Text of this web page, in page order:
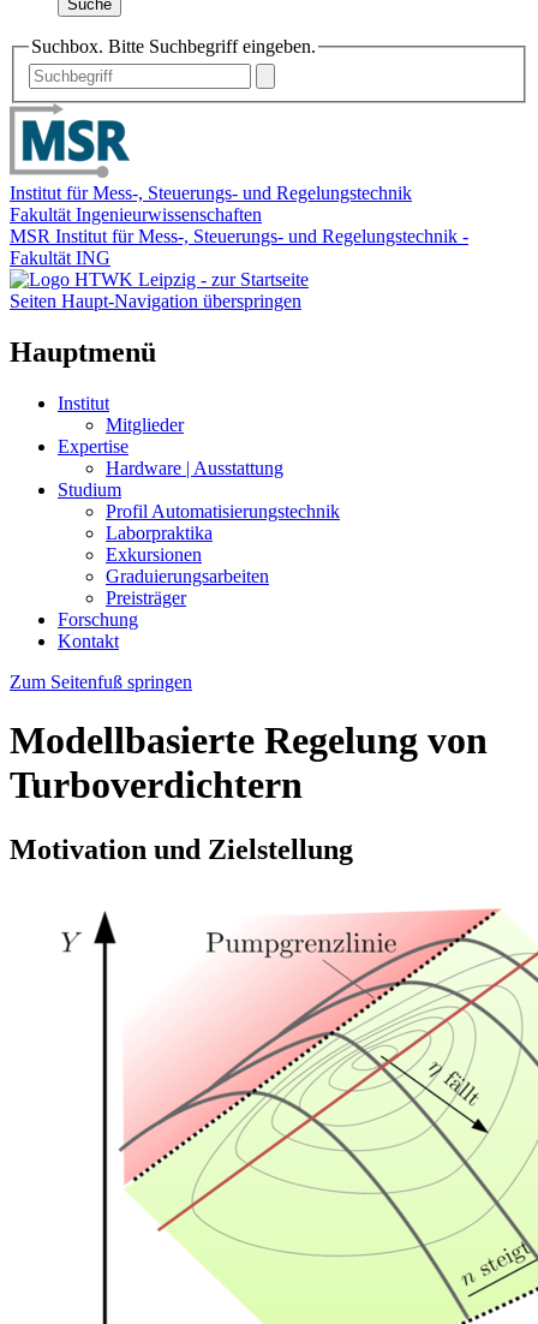
Suche
Suchbox. Bitte Suchbegriff eingeben.
Institut für Mess-, Steuerungs- und Regelungstechnik
Fakultät Ingenieurwissenschaften
MSR Institut für Mess-, Steuerungs- und Regelungstechnik -
Fakultät ING
Seiten Haupt-Navigation überspringen
Hauptmenü
Institut
Mitglieder
Expertise
Hardware | Ausstattung
Studium
Profil Automatisierungstechnik
Laborpraktika
Exkursionen
Graduierungsarbeiten
Preisträger
Forschung
Kontakt
Zum Seitenfuß springen
Modellbasierte Regelung von
Turboverdichtern
Motivation und Zielstellung